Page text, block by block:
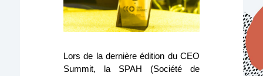
Lors de la dernière édition du CEO
Summit, la SPAH (Société de